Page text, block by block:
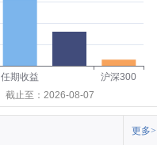
任期收益
沪深300
截止至：2026-08-07
更多>